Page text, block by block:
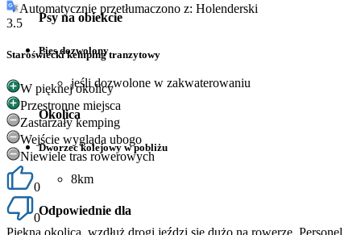
Psy na obiekcie
Pies dozwolony
jeśli dozwolone w zakwaterowaniu
Okolica
Dworzec kolejowy w pobliżu
8km
Odpowiednie dla
Automatycznie przetłumaczono z: Holenderski
3.5
Staroświecki kemping tranzytowy
W pięknej okolicy
Przestronne miejsca
Zastarzały kemping
Wejście wygląda ubogo
Niewiele tras rowerowych
0
0